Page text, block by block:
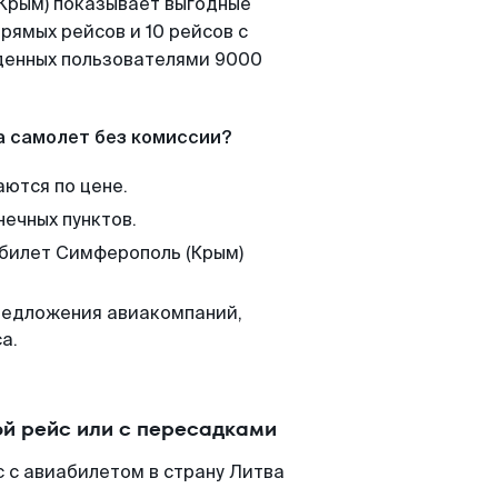
рейсов и 10 рейсов с
пользователями 9000
самолет без комиссии?
по цене.
пунктов.
Симферополь (Крым)
авиакомпаний,
рейс или с пересадками
авиабилетом в страну Литва